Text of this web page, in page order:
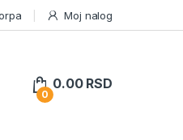
Moj nalog
0
0.00 RSD